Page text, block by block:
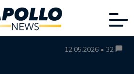
12.05.2026 • 32